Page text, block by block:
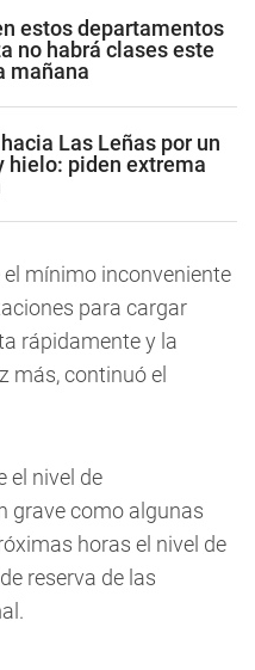
estos departamentos
no habrá clases este
mañana
Las Leñas por un
hielo: piden extrema
el mínimo inconveniente
para cargar
rápidamente y la
continuó el
el nivel de
grave como algunas
horas el nivel de
reserva de las